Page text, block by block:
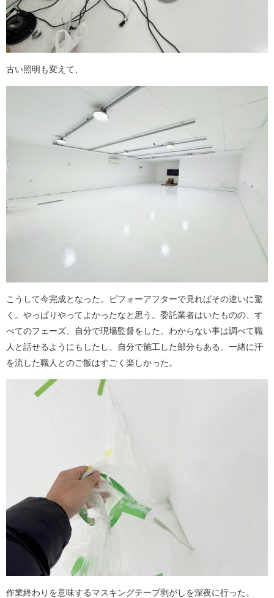
古い照明も変えて、
こうして今完成となった。ビフォーアフターで見ればその違いに驚
く。やっぱりやってよかったなと思う。委託業者はいたものの、す
べてのフェーズ、自分で現場監督をした。わからない事は調べて職
人と話せるようにもしたし、自分で施工した部分もある。一緒に汗
を流した職人とのご飯はすごく楽しかった。
作業終わりを意味するマスキングテープ剥がしを深夜に行った。